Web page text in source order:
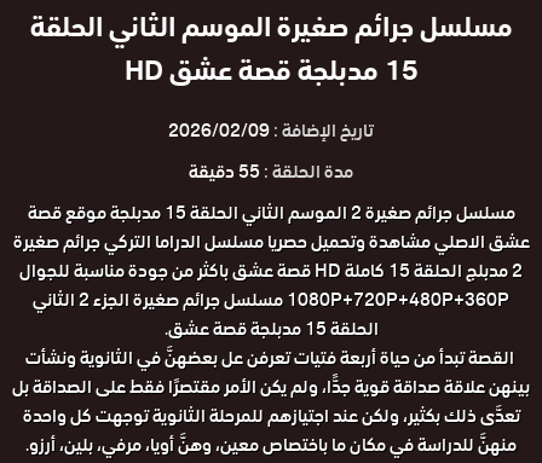
مسلسل جرائم صغيرة الموسم الثاني الحلقة
15 مدبلجة قصة عشق HD
تاريخ الإضافة :2026/02/09
مدة الحلقة :55 دقيقة
مسلسل جرائم صغيرة 2 الموسم الثاني الحلقة 15 مدبلجة موقع قصة
عشق الاصلي مشاهدة وتحميل حصريا مسلسل الدراما التركي جرائم صغيرة
2 مدبلج الحلقة 15 كاملة HD قصة عشق باكثر من جودة مناسبة للجوال
1080P+720P+480P+360P مسلسل جرائم صغيرة الجزء 2 الثاني
الحلقة 15 مدبلجة قصة عشق.
القصة تبدأ من حياة أربعة فتيات تعرفن عل بعضهنَّ في الثانوية ونشأت
بينهن علاقة صداقة قوية جدًّا، ولم يكن الأمر مقتصرًا فقط على الصداقة بل
تعدَّى ذلك بكثير، ولكن عند اجتيازهم للمرحلة الثانوية توجهت كل واحدة
منهنَّ للدراسة في مكان ما باختصاص معين، وهنَّ أويا، مرفي، بلين، أرزو.